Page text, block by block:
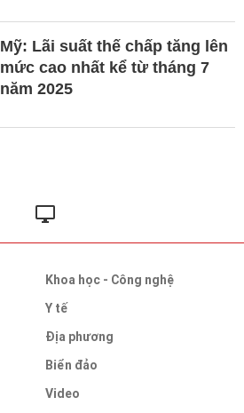
Mỹ: Lãi suất thế chấp tăng lên
mức cao nhất kể từ tháng 7
năm 2025
Khoa học - Công nghệ
Y tế
Địa phương
Biển đảo
Video